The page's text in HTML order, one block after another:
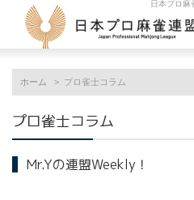
日本プロ麻
ホーム プロ雀士コラム
プロ雀士コラム
Mr.Yの連盟Weekly！